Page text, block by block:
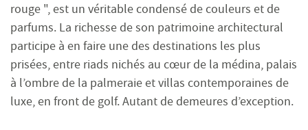
rouge ", est un véritable condensé de couleurs et de
parfums. La richesse de son patrimoine architectural
participe à en faire une des destinations les plus
prisées, entre riads nichés au cœur de la médina, palais
à l’ombre de la palmeraie et villas contemporaines de
luxe, en front de golf. Autant de demeures d’exception.